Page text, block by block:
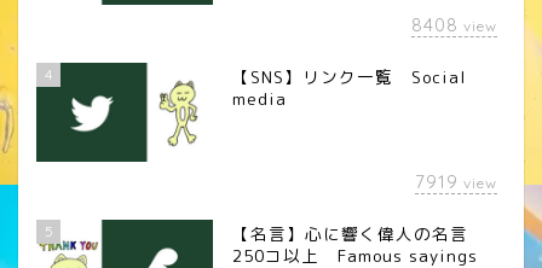
8408 view
4
【SNS】リンク一覧 Social
media
7919 view
5
【名言】心に響く偉人の名言
250コ以上 Famous sayings